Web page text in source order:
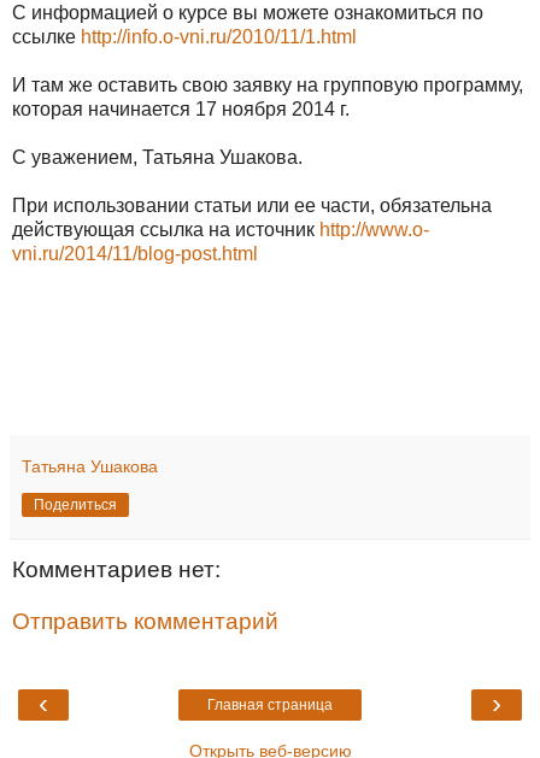
С информацией о курсе вы можете ознакомиться по
ссылке http://info.o-vni.ru/2010/11/1.html
И там же оставить свою заявку на групповую программу,
которая начинается 17 ноября 2014 г.
С уважением, Татьяна Ушакова.
При использовании статьи или ее части, обязательна
действующая ссылка на источник http://www.o-
vni.ru/2014/11/blog-post.html
Татьяна Ушакова
Поделиться
Комментариев нет:
Отправить комментарий
‹ ›
Главная страница
Открыть веб-версию